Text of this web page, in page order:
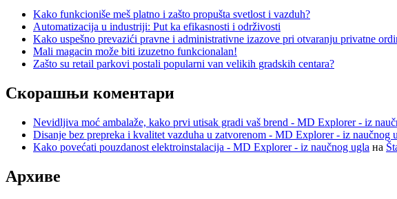
Kako funkcioniše meš platno i zašto propušta svetlost i vazduh?
Automatizacija u industriji: Put ka efikasnosti i održivosti
Kako uspešno prevazići pravne i administrativne izazove pri otvaranju privatne
Mali magacin može biti izuzetno funkcionalan!
Zašto su retail parkovi postali popularni van velikih gradskih centara?
Скорашњи коментари
Nevidljiva moć ambalaže, kako prvi utisak gradi vaš brend - MD Explorer - iz
Disanje bez prepreka i kvalitet vazduha u zatvorenom - MD Explorer - iz naučnog
Kako povećati pouzdanost elektroinstalacija - MD Explorer - iz naučnog ugla на
Архиве